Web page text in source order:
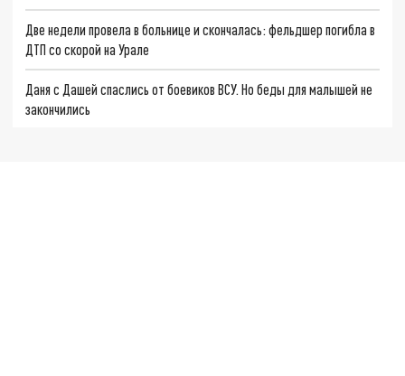
Две недели провела в больнице и скончалась: фельдшер погибла в
ДТП со скорой на Урале
Даня с Дашей спаслись от боевиков ВСУ. Но беды для малышей не
закончились